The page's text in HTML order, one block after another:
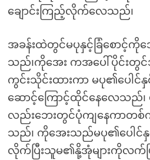
ချောင်းကြည့်လိုက်လေသည်၊
အခန်းထဲတွင်မပုနှင့်ခြံစောင့်
သည်၊ကိုအေး ကအပေါ်ပိုင်းတွ
ကွင်းသိုင်းထားကာ မပု၏ပေါင်နှ
ဆောင့်ကြောင့်ထိုင်နေလေသည်
လည်းဘေးတွင်ပုံကျနေကာတစ်
သည်၊ ကိုအေးသည်မပု၏ပေါင်နှ
လိုက်ပြီးသူမ၏နို့အုံများကိုလက်